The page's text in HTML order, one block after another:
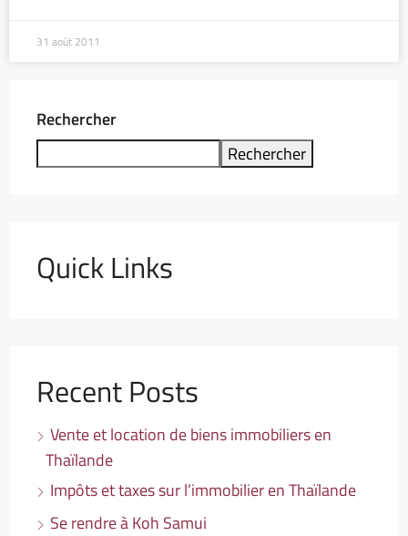
31 août 2011
Rechercher
Rechercher
Quick Links
Recent Posts
Vente et location de biens immobiliers en
Thaïlande
Impôts et taxes sur l’immobilier en Thaïlande
Se rendre à Koh Samui